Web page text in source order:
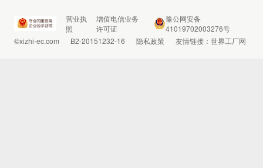
营业执
照
增值电信业务
许可证
豫公网安备
41019702003276号
©xizhi-ec.com
B2-20151232-16 隐私政策 友情链接： 世界工厂网